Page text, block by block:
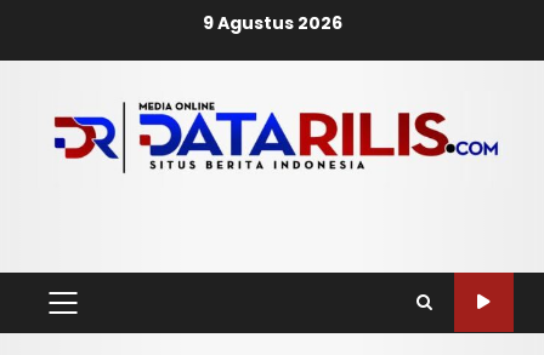
9 Agustus 2026
PRIMARY
MENU